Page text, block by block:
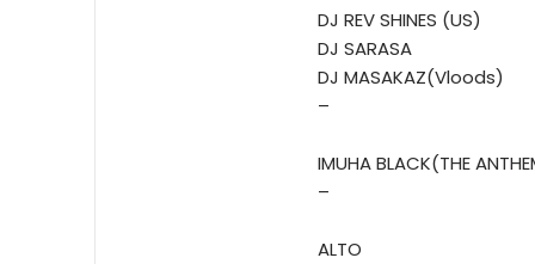
DJ REV SHINES (US)
DJ SARASA
DJ MASAKAZ(Vloods)
–
IMUHA BLACK(THE
–
ALTO